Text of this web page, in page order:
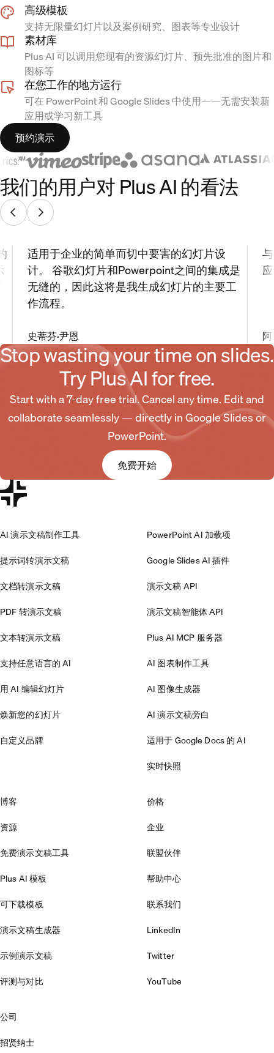
高级模板
支持无限量幻灯片以及案例研究、图表等专业设计
素材库
Plus AI 可以调用您现有的资源幻灯片、预先批准的图片和
图标等
在您工作的地方运行
可在 PowerPoint 和 Google Slides 中使用——无需安装新
应用或学习新工具
预约演示
我们的用户对 Plus AI 的看法
适用于企业的简单而切中要害的幻灯片设
计。 谷歌幻灯片和Powerpoint之间的集成是
无缝的，因此这将是我生成幻灯片的主要工
作流程。
史蒂芬·尹恩
Stop wasting your time on slides.
Try Plus AI for free.
Start with a 7-day free trial. Cancel any time. Edit and
collaborate seamlessly — directly in Google Slides or
PowerPoint.
免费开始
AI 演示文稿制作工具
提示词转演示文稿
文档转演示文稿
PDF 转演示文稿
文本转演示文稿
支持任意语言的 AI
用 AI 编辑幻灯片
焕新您的幻灯片
自定义品牌
PowerPoint AI 加载项
Google Slides AI 插件
演示文稿 API
演示文稿智能体 API
Plus AI MCP 服务器
AI 图表制作工具
AI 图像生成器
AI 演示文稿旁白
适用于 Google Docs 的 AI
实时快照
博客
资源
免费演示文稿工具
Plus AI 模板
可下载模板
演示文稿生成器
示例演示文稿
评测与对比
价格
企业
联盟伙伴
帮助中心
联系我们
LinkedIn
Twitter
YouTube
公司
招贤纳士